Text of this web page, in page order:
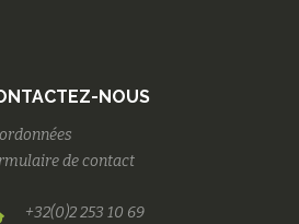
NOUS
de contact
+32(0)2 253 10 69